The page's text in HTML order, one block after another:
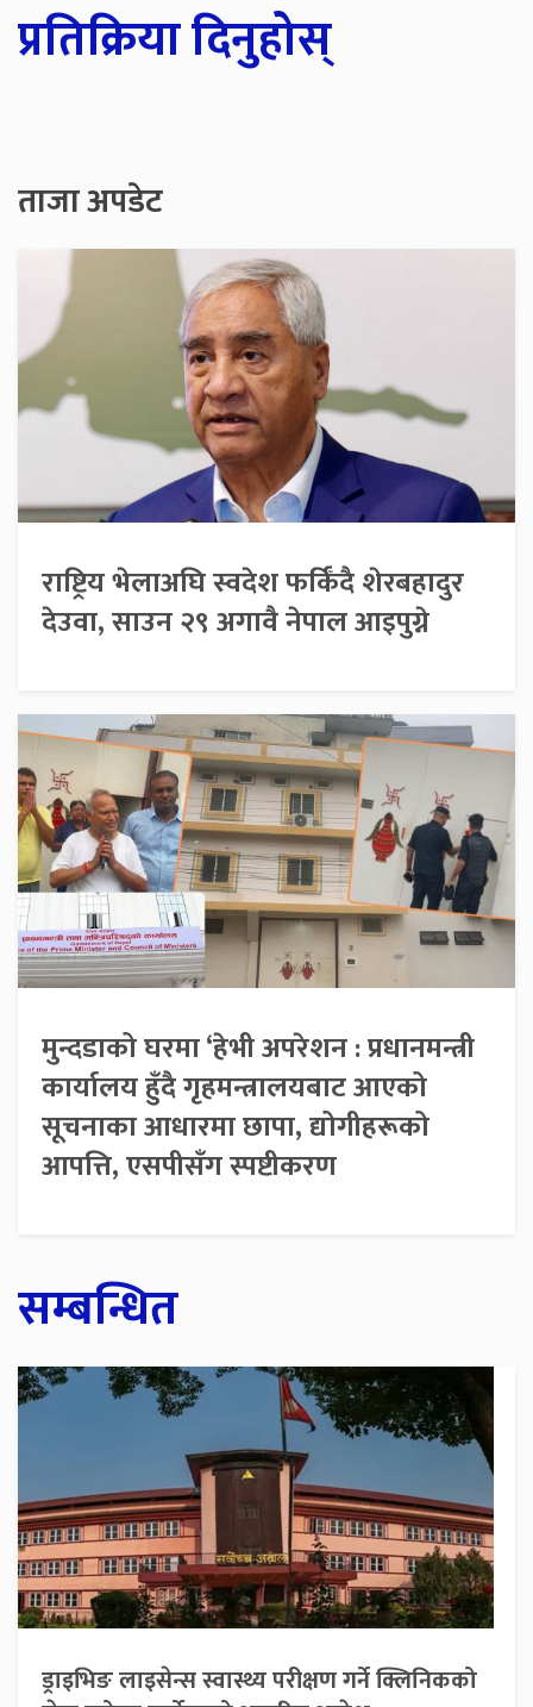
प्रतिक्रिया दिनुहोस्
ताजा अपडेट
राष्ट्रिय भेलाअघि स्वदेश फर्किँदै शेरबहादुर
देउवा, साउन २९ अगावै नेपाल आइपुग्ने
मुन्दडाको घरमा ‘हेभी अपरेशन : प्रधानमन्त्री
कार्यालय हुँदै गृहमन्त्रालयबाट आएको
सूचनाका आधारमा छापा, द्योगीहरूको
आपत्ति, एसपीसँग स्पष्टीकरण
सम्बन्धित
ड्राइभिङ लाइसेन्स स्वास्थ्य परीक्षण गर्ने क्लिनिकको